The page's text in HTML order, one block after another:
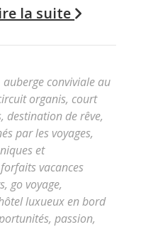
la suite
auberge conviviale au
organis, court
, destination de rêve,
par les voyages,
et
forfaits vacances
, go voyage,
luxueux en bord
, passion,